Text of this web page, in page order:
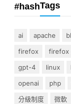
#hashTags
ai apache
firefox
firefox
gpt-4
linux
openai
php
分級制度
微軟